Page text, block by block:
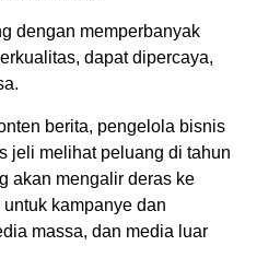
dengan memperbanyak
dapat dipercaya,
berita, pengelola bisnis
jeli melihat peluang di tahun
akan mengalir deras ke
kampanye dan
massa, dan media luar